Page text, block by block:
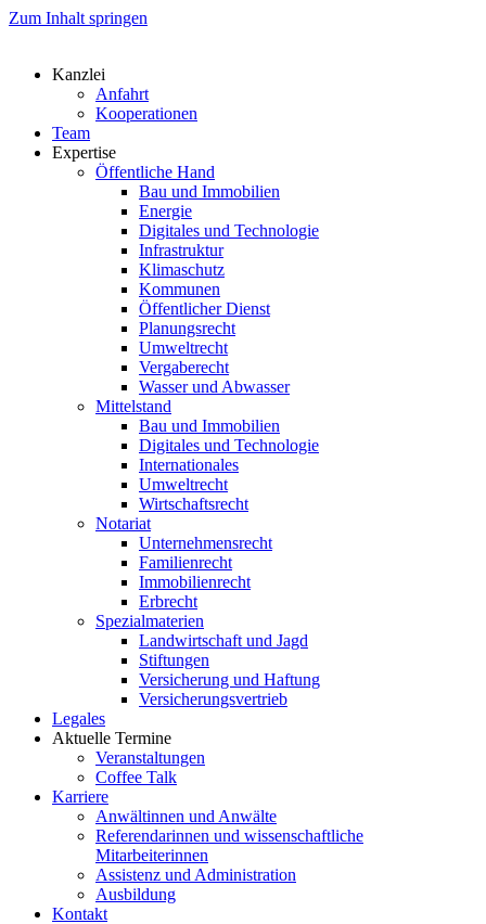
Zum Inhalt springen
Kanzlei
Anfahrt
Kooperationen
Team
Expertise
Öffentliche Hand
Bau und Immobilien
Energie
Digitales und Technologie
Infrastruktur
Klimaschutz
Kommunen
Öffentlicher Dienst
Planungsrecht
Umweltrecht
Vergaberecht
Wasser und Abwasser
Mittelstand
Bau und Immobilien
Digitales und Technologie
Internationales
Umweltrecht
Wirtschaftsrecht
Notariat
Unternehmensrecht
Familienrecht
Immobilienrecht
Erbrecht
Spezialmaterien
Landwirtschaft und Jagd
Stiftungen
Versicherung und Haftung
Versicherungsvertrieb
Legales
Aktuelle Termine
Veranstaltungen
Coffee Talk
Karriere
Anwältinnen und Anwälte
Referendarinnen und wissenschaftliche
Mitarbeiterinnen
Assistenz und Administration
Ausbildung
Kontakt